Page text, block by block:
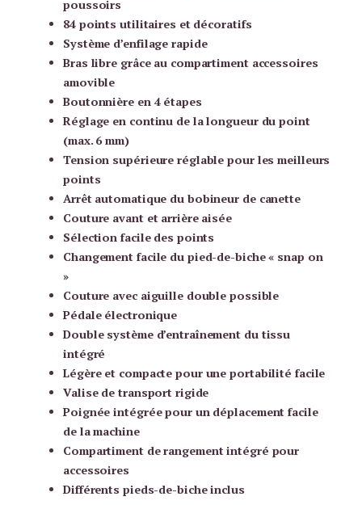
poussoirs
84 points utilitaires et décoratifs
Système d’enfilage rapide
Bras libre grâce au compartiment accessoires
amovible
Boutonnière en 4 étapes
Réglage en continu de la longueur du point
(max. 6 mm)
Tension supérieure réglable pour les meilleurs
points
Arrêt automatique du bobineur de canette
Couture avant et arrière aisée
Sélection facile des points
Changement facile du pied-de-biche « snap on
»
Couture avec aiguille double possible
Pédale électronique
Double système d’entraînement du tissu
intégré
Légère et compacte pour une portabilité facile
Valise de transport rigide
Poignée intégrée pour un déplacement facile
de la machine
Compartiment de rangement intégré pour
accessoires
Différents pieds-de-biche inclus